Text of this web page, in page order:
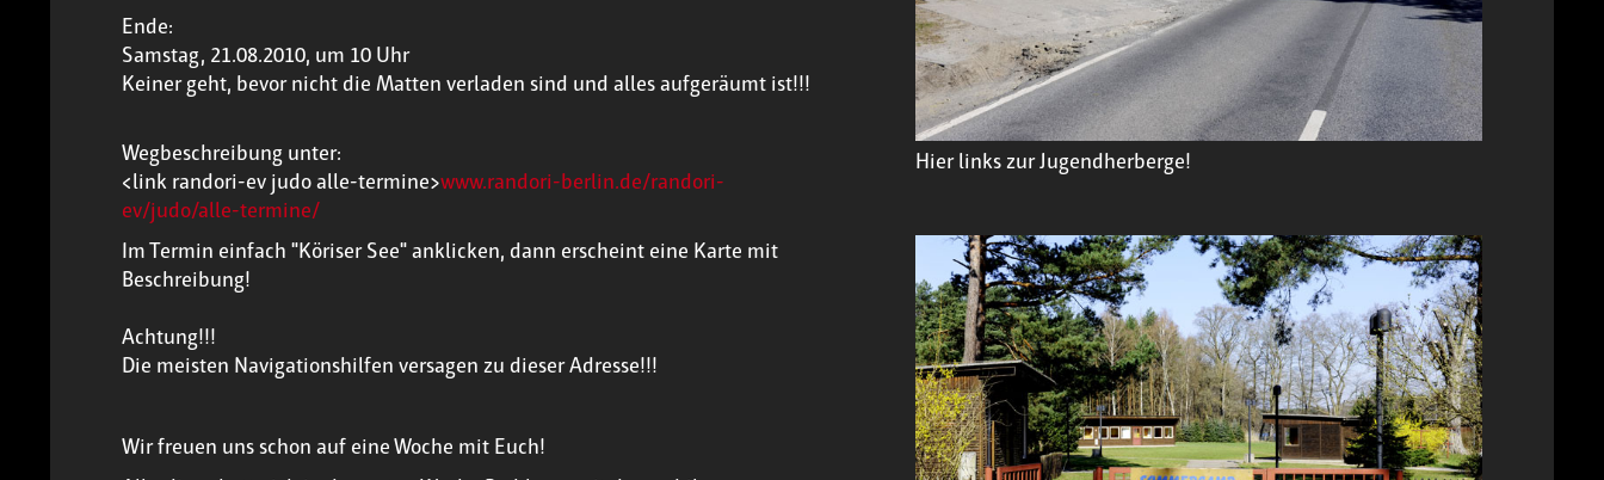
Ende:
Samstag, 21.08.2010, um 10 Uhr
Keiner geht, bevor nicht die Matten verladen sind und alles aufgeräumt ist!!!
Wegbeschreibung unter:
<link randori-ev judo alle-termine>www.randori-berlin.de/randori-
ev/judo/alle-termine/
Im Termin einfach "Köriser See" anklicken, dann erscheint eine Karte mit
Beschreibung!
Achtung!!!
Die meisten Navigationshilfen versagen zu dieser Adresse!!!
Wir freuen uns schon auf eine Woche mit Euch!
Hier links zur Jugendherberge!